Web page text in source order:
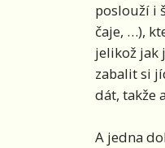
poslouží i
čaje, …),
jelikož jak
zabalit si
dát, takže
A jedna